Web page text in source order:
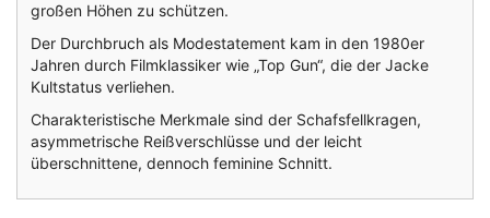
großen Höhen zu schützen.
Der Durchbruch als Modestatement kam in den 1980er
Jahren durch Filmklassiker wie „Top Gun“, die der Jacke
Kultstatus verliehen.
Charakteristische Merkmale sind der Schafsfellkragen,
asymmetrische Reißverschlüsse und der leicht
überschnittene, dennoch feminine Schnitt.